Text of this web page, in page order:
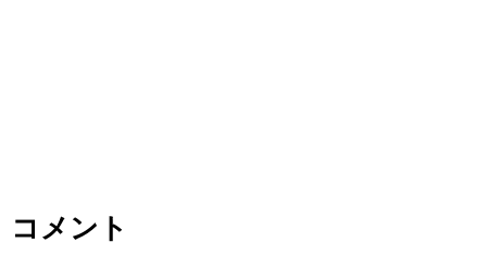
コメント